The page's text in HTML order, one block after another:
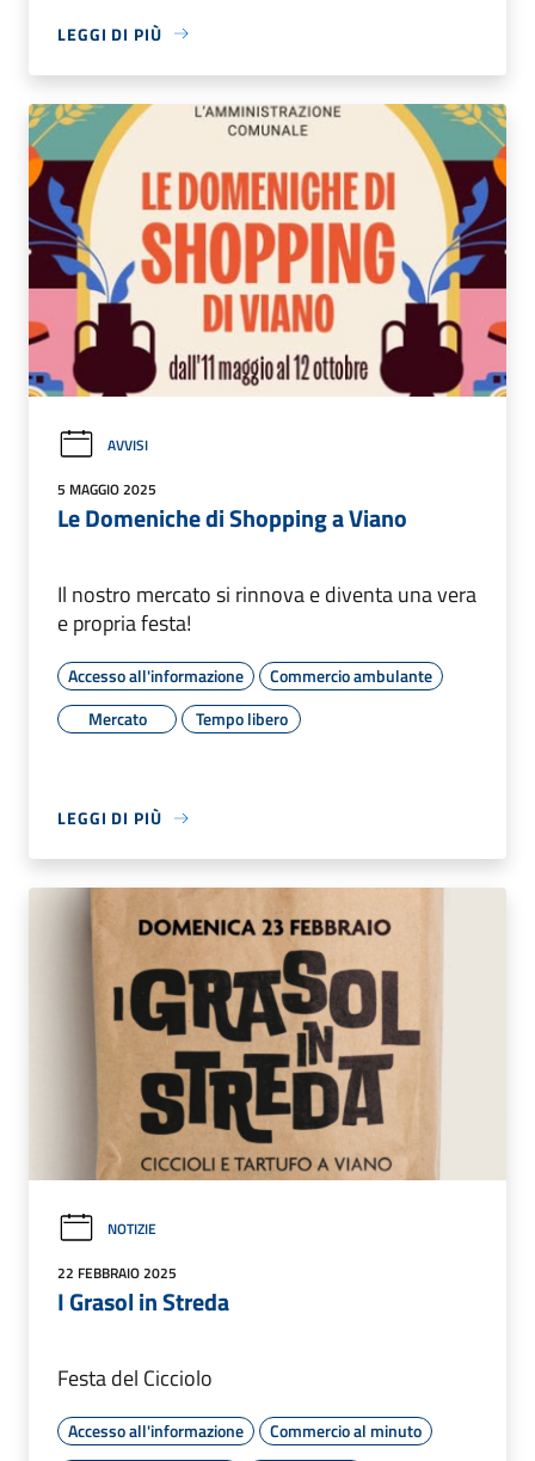
LEGGI DI PIÙ
AVVISI
5 MAGGIO 2025
Le Domeniche di Shopping a Viano
Il nostro mercato si rinnova e diventa una vera
e propria festa!
Accesso all'informazione
Commercio ambulante
Mercato
Tempo libero
LEGGI DI PIÙ
NOTIZIE
22 FEBBRAIO 2025
I Grasol in Streda
Festa del Cicciolo
Accesso all'informazione Commercio al minuto